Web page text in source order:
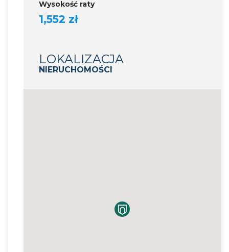
Wysokość raty
1,552 zł
LOKALIZACJA
NIERUCHOMOŚCI